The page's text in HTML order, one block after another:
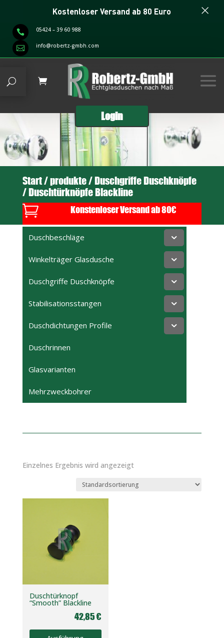
Kostenloser Versand ab 80 Euro ×
 05424 – 39 60 988
 info@robertz-gmbh.com
Login
Start/produkte/Duschgriffe Duschknöpfe
/ Duschtürknöpfe Blackline
 Konstenloser Versand ab 80€
Duschbeschläge
Winkelträger Glasdusche
Duschgriffe Duschknöpfe
Stabilisationsstangen
Duschdichtungen Profile
Duschrinnen
Glasvarianten
Mehrzweckbohrer
Einzelnes Ergebnis wird angezeigt
Duschtürknopf
“Smooth” Blackline
42,85€
Dieses